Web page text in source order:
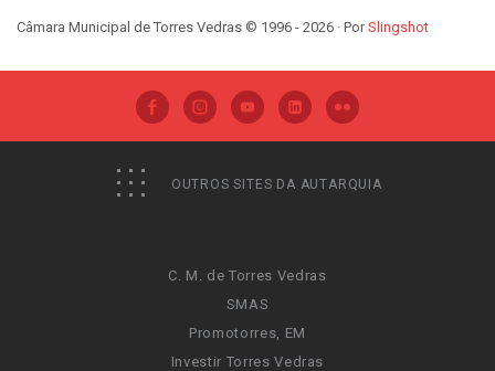
Câmara Municipal de Torres Vedras © 1996 - 2026 · PorSlingshot
OUTROS SITES DA AUTARQUIA
C. M. de Torres Vedras
SMAS
Promotorres, EM
Investir Torres Vedras